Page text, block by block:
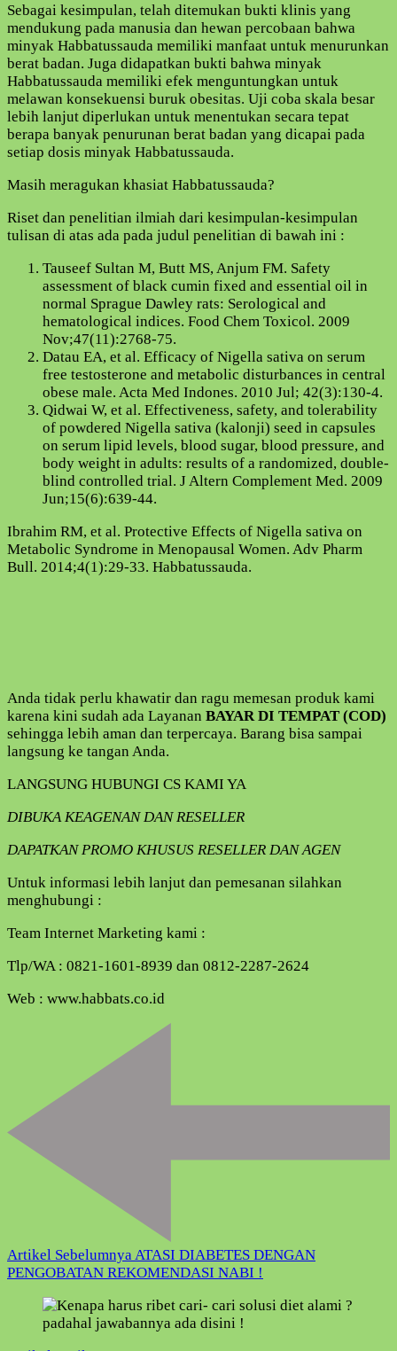
Sebagai kesimpulan, telah ditemukan bukti klinis yang
mendukung pada manusia dan hewan percobaan bahwa
minyak Habbatussauda memiliki manfaat untuk menurunkan
berat badan. Juga didapatkan bukti bahwa minyak
Habbatussauda memiliki efek menguntungkan untuk
melawan konsekuensi buruk obesitas. Uji coba skala besar
lebih lanjut diperlukan untuk menentukan secara tepat
berapa banyak penurunan berat badan yang dicapai pada
setiap dosis minyak Habbatussauda.
Masih meragukan khasiat Habbatussauda?
Riset dan penelitian ilmiah dari kesimpulan-kesimpulan
tulisan di atas ada pada judul penelitian di bawah ini :
Tauseef Sultan M, Butt MS, Anjum FM. Safety
assessment of black cumin fixed and essential oil in
normal Sprague Dawley rats: Serological and
hematological indices. Food Chem Toxicol. 2009
Nov;47(11):2768-75.
Datau EA, et al. Efficacy of Nigella sativa on serum
free testosterone and metabolic disturbances in central
obese male. Acta Med Indones. 2010 Jul; 42(3):130-4.
Qidwai W, et al. Effectiveness, safety, and tolerability
of powdered Nigella sativa (kalonji) seed in capsules
on serum lipid levels, blood sugar, blood pressure, and
body weight in adults: results of a randomized, double-
blind controlled trial. J Altern Complement Med. 2009
Jun;15(6):639-44.
Ibrahim RM, et al. Protective Effects of Nigella sativa on
Metabolic Syndrome in Menopausal Women. Adv Pharm
Bull. 2014;4(1):29-33. Habbatussauda.
Anda tidak perlu khawatir dan ragu memesan produk kami
karena kini sudah ada Layanan BAYAR DI TEMPAT (COD)
sehingga lebih aman dan terpercaya. Barang bisa sampai
langsung ke tangan Anda.
LANGSUNG HUBUNGI CS KAMI YA
DIBUKA KEAGENAN DAN RESELLER
DAPATKAN PROMO KHUSUS RESELLER DAN AGEN
Untuk informasi lebih lanjut dan pemesanan silahkan
menghubungi :
Team Internet Marketing kami :
Tlp/WA : 0821-1601-8939 dan 0812-2287-2624
Web : www.habbats.co.id
Artikel Sebelumnya ATASI DIABETES DENGAN
PENGOBATAN REKOMENDASI NABI !